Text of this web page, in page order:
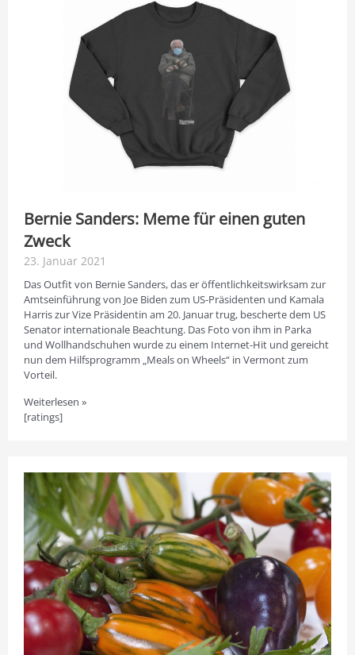
Bernie Sanders: Meme für einen guten
Zweck
23. Januar 2021
Das Outfit von Bernie Sanders, das er öffentlichkeitswirksam zur
Amtseinführung von Joe Biden zum US-Präsidenten und Kamala
Harris zur Vize Präsidentin am 20. Januar trug, bescherte dem US
Senator internationale Beachtung. Das Foto von ihm in Parka
und Wollhandschuhen wurde zu einem Internet-Hit und gereicht
nun dem Hilfsprogramm „Meals on Wheels“ in Vermont zum
Vorteil.
Weiterlesen »
[ratings]